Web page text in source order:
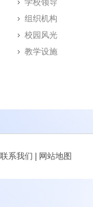
学校领导
组织机构
校园风光
教学设施
联系我们 网站地图